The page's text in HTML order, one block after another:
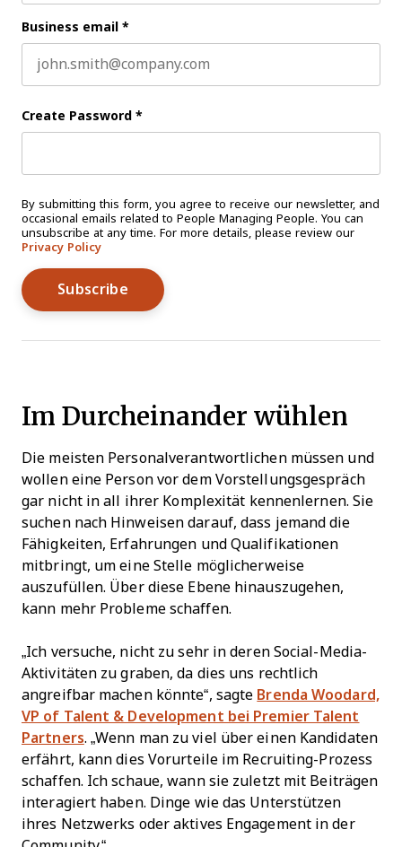
Business email *
Create Password *
By submitting this form, you agree to receive our newsletter, and
occasional emails related to People Managing People. You can
unsubscribe at any time. For more details, please review our
Privacy Policy
Im Durcheinander wühlen
Die meisten Personalverantwortlichen müssen und
wollen eine Person vor dem Vorstellungsgespräch
gar nicht in all ihrer Komplexität kennenlernen. Sie
suchen nach Hinweisen darauf, dass jemand die
Fähigkeiten, Erfahrungen und Qualifikationen
mitbringt, um eine Stelle möglicherweise
auszufüllen. Über diese Ebene hinauszugehen,
kann mehr Probleme schaffen.
„Ich versuche, nicht zu sehr in deren Social-Media-
Aktivitäten zu graben, da dies uns rechtlich
angreifbar machen könnte“, sagte Brenda Woodard,
VP of Talent & Development bei Premier Talent
Partners. „Wenn man zu viel über einen Kandidaten
erfährt, kann dies Vorurteile im Recruiting-Prozess
schaffen. Ich schaue, wann sie zuletzt mit Beiträgen
interagiert haben. Dinge wie das Unterstützen
ihres Netzwerks oder aktives Engagement in der